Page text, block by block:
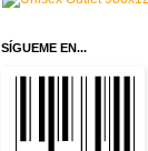
SÍGUEME EN...